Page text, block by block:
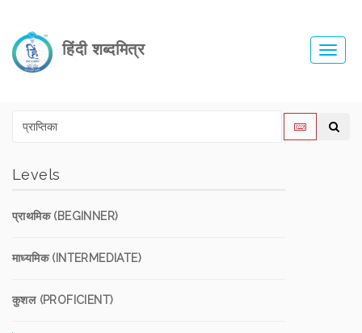
हिंदी शब्दमित्र
Levels
प्राथमिक (BEGINNER)
माध्यमिक (INTERMEDIATE)
कुशल (PROFICIENT)